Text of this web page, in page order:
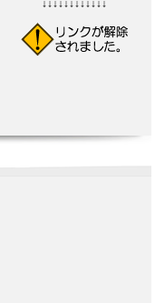
↓↓↓↓↓↓↓↓↓↓↓↓